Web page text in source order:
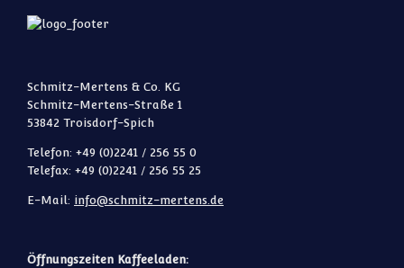
Schmitz-Mertens & Co. KG
Schmitz-Mertens-Straße 1
53842 Troisdorf-Spich
Telefon: +49 (0)2241 / 256 55 0
Telefax: +49 (0)2241 / 256 55 25
E-Mail: info@schmitz-mertens.de
Öffnungszeiten Kaffeeladen: